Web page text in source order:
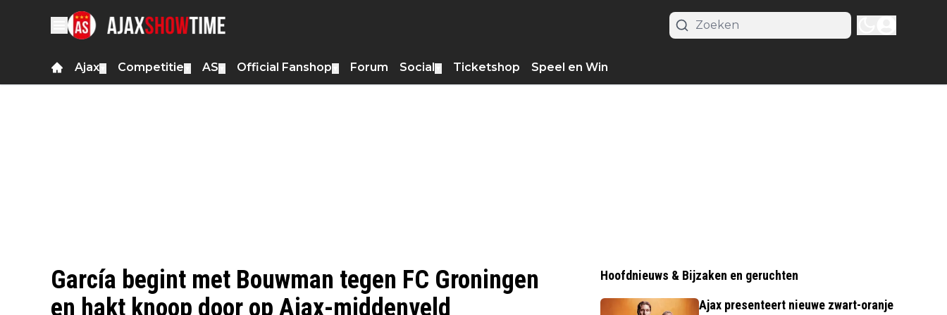
Ajax Competitie AS Official Fanshop Forum Social Ticketshop Speel en Win
García begint met Bouwman tegen FC Groningen
en hakt knoop door op Ajax-middenveld
Hoofdnieuws & Bijzaken en geruchten
Ajax presenteert nieuwe zwart-oranje